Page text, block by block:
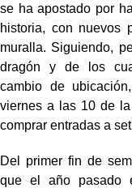
se ha apostado por
historia, con nuevos
muralla. Siguiendo,
dragón y de los
cambio de
viernes a las 10 de
comprar entradas a
Del primer fin de
que el año pasado